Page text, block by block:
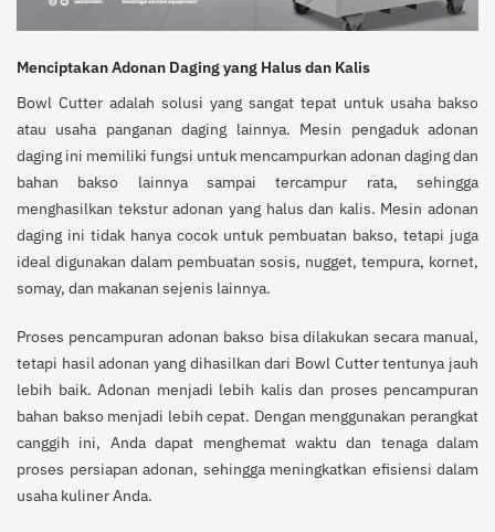
Menciptakan Adonan Daging yang Halus dan Kalis
Bowl Cutter adalah solusi yang sangat tepat untuk usaha bakso
atau usaha panganan daging lainnya. Mesin pengaduk adonan
daging ini memiliki fungsi untuk mencampurkan adonan daging dan
bahan bakso lainnya sampai tercampur rata, sehingga
menghasilkan tekstur adonan yang halus dan kalis. Mesin adonan
daging ini tidak hanya cocok untuk pembuatan bakso, tetapi juga
ideal digunakan dalam pembuatan sosis, nugget, tempura, kornet,
somay, dan makanan sejenis lainnya.
Proses pencampuran adonan bakso bisa dilakukan secara manual,
tetapi hasil adonan yang dihasilkan dari Bowl Cutter tentunya jauh
lebih baik. Adonan menjadi lebih kalis dan proses pencampuran
bahan bakso menjadi lebih cepat. Dengan menggunakan perangkat
canggih ini, Anda dapat menghemat waktu dan tenaga dalam
proses persiapan adonan, sehingga meningkatkan efisiensi dalam
usaha kuliner Anda.